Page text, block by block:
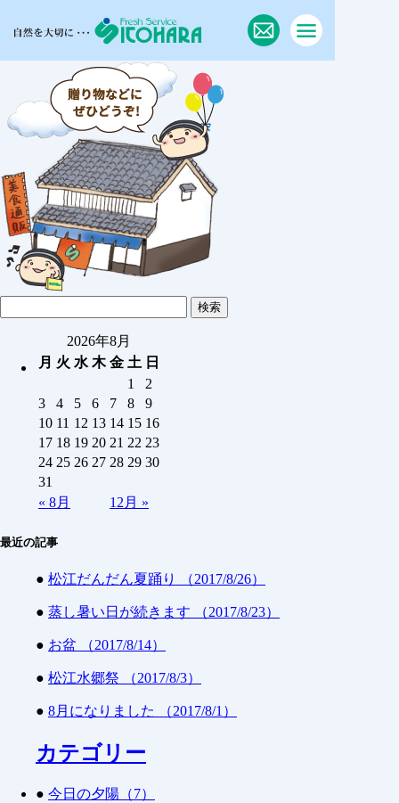
2026年8月
月 火 水 木 金 土 日
« 8月 12月 »
1
2
3
4 5 6 7 8
9
10 11 12 13 14 15 16
17 18 19 20 21 22 23
24 25 26 27 28 29 30
31
最近の記事
● 松江だんだん夏踊り （2017/8/26）
● 蒸し暑い日が続きます （2017/8/23）
● お盆 （2017/8/14）
● 松江水郷祭 （2017/8/3）
● 8月になりました （2017/8/1）
カテゴリー
● 今日の夕陽（7）